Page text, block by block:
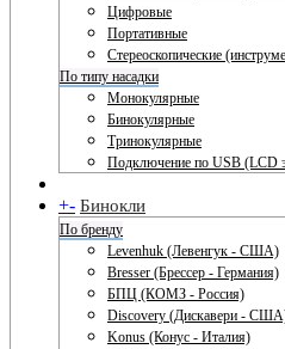
Цифровые
Портативные
Стереоскопические
По типу насадки
Монокулярные
Бинокулярные
Тринокулярные
Подключение по USB (LCD
+- Бинокли
По бренду
Levenhuk (Левенгук - США)
Bresser (Брессер - Германия)
БПЦ (КОМЗ - Россия)
Discovery (Дискавери -
Konus (Конус - Италия)